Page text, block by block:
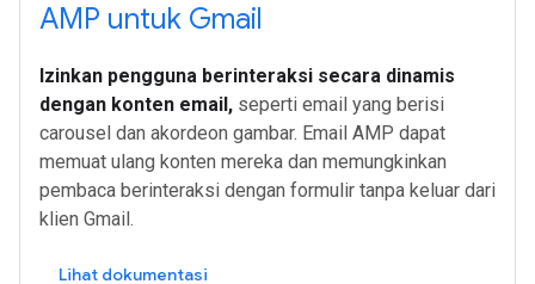
AMP untuk Gmail
Izinkan pengguna berinteraksi secara dinamis
dengan konten email, seperti email yang berisi
carousel dan akordeon gambar. Email AMP dapat
memuat ulang konten mereka dan memungkinkan
pembaca berinteraksi dengan formulir tanpa keluar dari
klien Gmail.
Lihat dokumentasi